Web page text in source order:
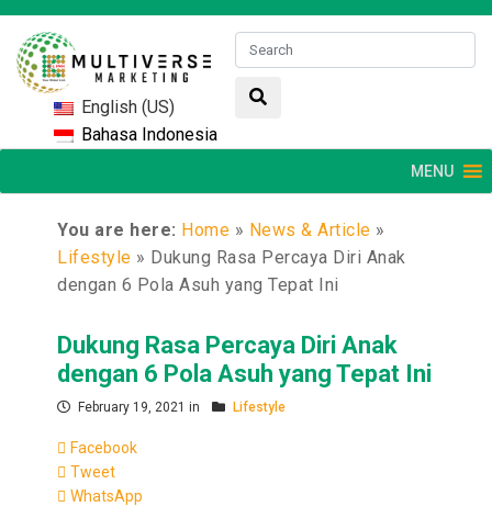
English (US)
Bahasa Indonesia
MENU
You are here: Home » News & Article »
Lifestyle » Dukung Rasa Percaya Diri Anak
dengan 6 Pola Asuh yang Tepat Ini
Dukung Rasa Percaya Diri Anak
dengan 6 Pola Asuh yang Tepat Ini
February 19, 2021 in Lifestyle
Facebook
Tweet
WhatsApp